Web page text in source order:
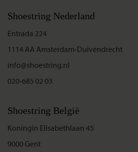
Shoestring Nederland
Entrada 224
1114 AA Amsterdam-Duivendrecht
info@shoestring.nl
020-685 02 03
Shoestring België
Koningin Elisabethlaan 45
9000 Gent